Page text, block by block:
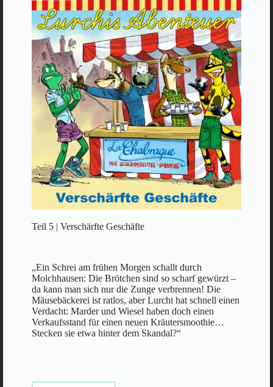
Teil 5 | Verschärfte Geschäfte
„Ein Schrei am frühen Morgen schallt durch
Molchhausen: Die Brötchen sind so scharf gewürzt –
da kann man sich nur die Zunge verbrennen! Die
Mäusebäckerei ist ratlos, aber Lurchi hat schnell einen
Verdacht: Marder und Wiesel haben doch einen
Verkaufsstand für einen neuen Kräutersmoothie…
Stecken sie etwa hinter dem Skandal?“